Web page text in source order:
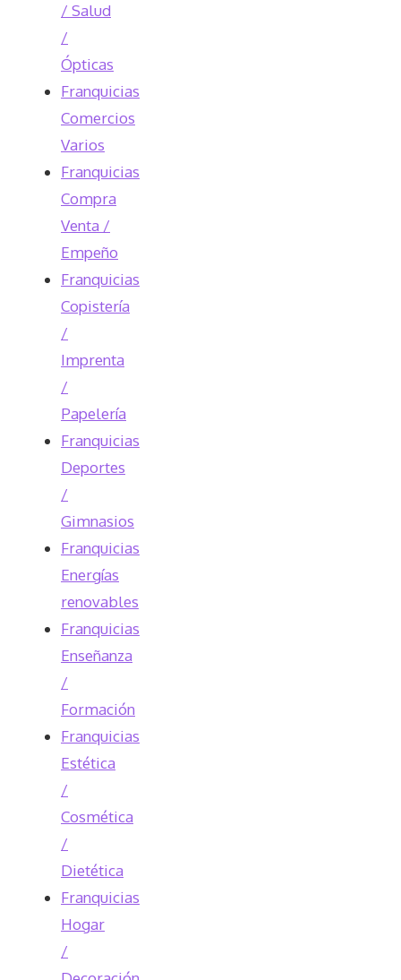
/ Salud
/
Ópticas
Franquicias
Comercios
Varios
Franquicias
Compra
Venta /
Empeño
Franquicias
Copistería
/
Imprenta
/
Papelería
Franquicias
Deportes
/
Gimnasios
Franquicias
Energías
renovables
Franquicias
Enseñanza
/
Formación
Franquicias
Estética
/
Cosmética
/
Dietética
Franquicias
Hogar
/